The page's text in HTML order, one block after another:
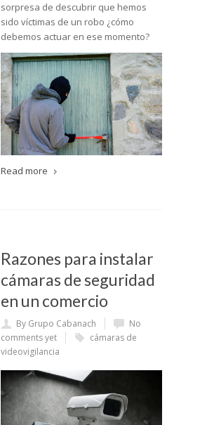
sorpresa de descubrir que hemos
sido víctimas de un robo ¿cómo
debemos actuar en ese momento?
Read more
Razones para instalar
cámaras de seguridad
en un comercio
By Grupo Cabanach
No
comments yet
cámaras de
videovigilancia